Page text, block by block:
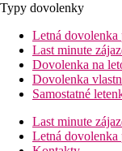
Family
oddelená
Zábava
4x týždenne
Pláž
Piesočná
Lehátka a
Typy dovolenky
Letná dovolenka
Last minute
Dovolenka na
Dovolenka
Samostatné
Last minute
Letná dovolenka